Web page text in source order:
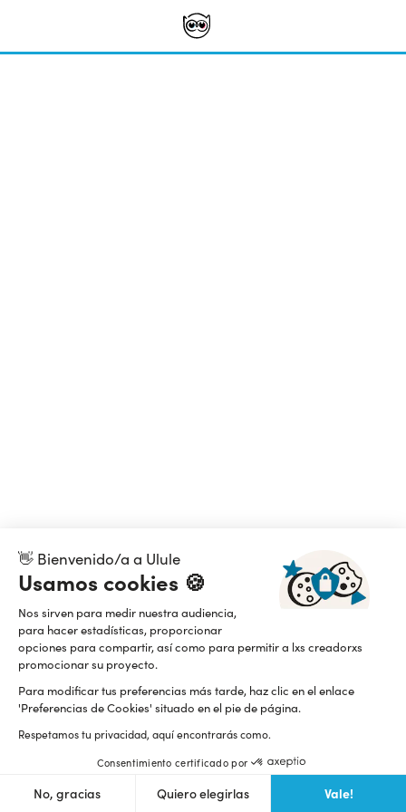
👋 Bienvenido/a a Ulule
Usamos cookies 🍪
Nos sirven para medir nuestra audiencia,
para hacer estadísticas, proporcionar
opciones para compartir, así como para permitir a lxs creadorxs
promocionar su proyecto.
Para modificar tus preferencias más tarde, haz clic en el enlace
'Preferencias de Cookies' situado en el pie de página.
Respetamos tu privacidad, aquí encontrarás como.
Consentimiento certificado por
No, gracias Quiero elegirlas Vale!